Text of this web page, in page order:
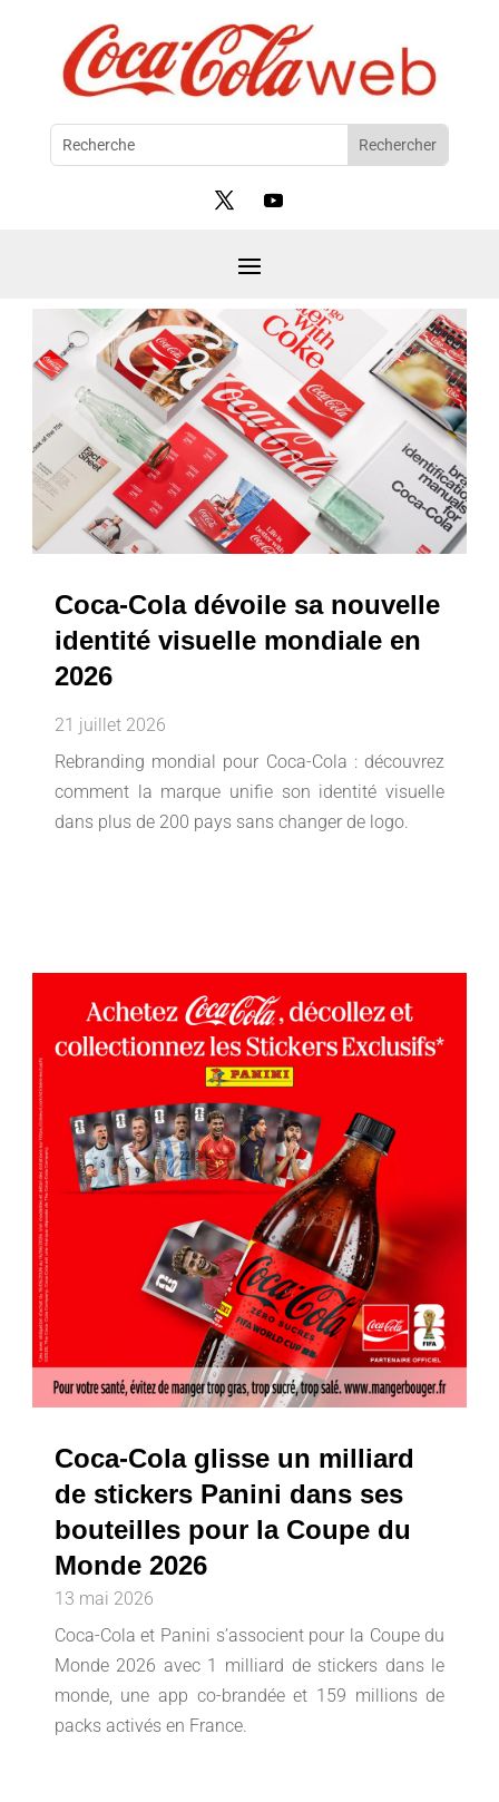
Coca-Cola dévoile sa nouvelle
identité visuelle mondiale en
2026
21 juillet 2026
Rebranding mondial pour Coca-Cola : découvrez
comment la marque unifie son identité visuelle
dans plus de 200 pays sans changer de logo.
Coca-Cola glisse un milliard
de stickers Panini dans ses
bouteilles pour la Coupe du
Monde 2026
13 mai 2026
Coca-Cola et Panini s’associent pour la Coupe du
Monde 2026 avec 1 milliard de stickers dans le
monde, une app co-brandée et 159 millions de
packs activés en France.